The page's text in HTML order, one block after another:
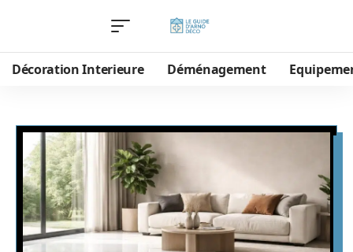
Décoration Interieure Déménagement